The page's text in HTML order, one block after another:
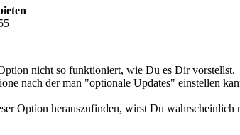
nicht so funktioniert, wie Du es Dir vorstellst.
nach der man "optionale Updates" einstellen
Option herauszufinden, wirst Du wahrscheinlich